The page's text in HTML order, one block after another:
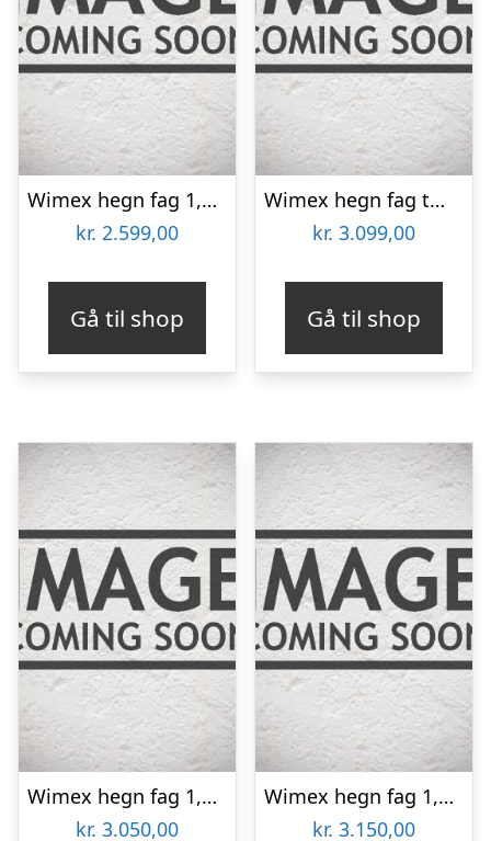
Wimex hegn fag 1,4×1,895m – 9978000005
kr. 2.599,00
Gå til shop
Wimex hegn fag tmw trend – 9969000012
kr. 3.099,00
Gå til shop
Wimex hegn fag 1,4×1,895m – 9968000031
kr. 3.050,00
Wimex hegn fag 1,8×1,895m – 9969000050
kr. 3.150,00